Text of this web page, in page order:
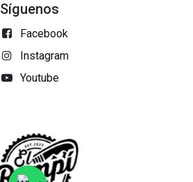
Síguenos
Facebook
Instagram
Youtube